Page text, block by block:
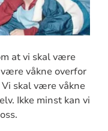
at vi skal være
våkne overfor
skal være våkne
Ikke minst kan vi